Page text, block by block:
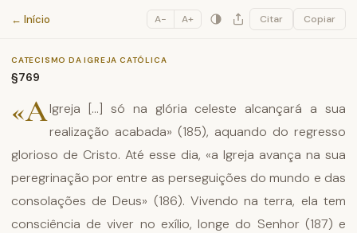
Catecismo da Igreja Católica
← Início A− A+ Citar Copiar
CATECISMO DA IGREJA CATÓLICA
§769
«AIgreja [...] só na glória celeste alcançará a sua
realização acabada» (185), aquando do regresso
glorioso de Cristo. Até esse dia, «a Igreja avança na sua
peregrinação por entre as perseguições do mundo e das
consolações de Deus» (186). Vivendo na terra, ela tem
consciência de viver no exílio, longe do Senhor (187) e